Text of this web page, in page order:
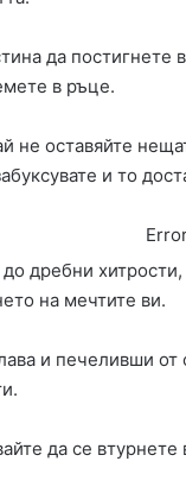
да постигнете
в ръце.
не оставяйте
и то
дребни
на мечтите ви.
и печеливши
да се